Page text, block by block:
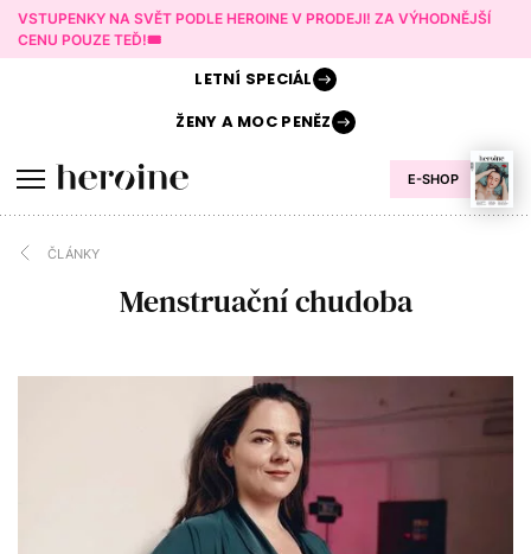
VSTUPENKY NA SVĚT PODLE HEROINE V PRODEJI! ZA VÝHODNĚJŠÍ
CENU POUZE TEĎ!🎟️
E-SHOP
LETNÍ SPECIÁL
ŽENY AMOC PENĚZ
ČLÁNKY
Menstruační chudoba